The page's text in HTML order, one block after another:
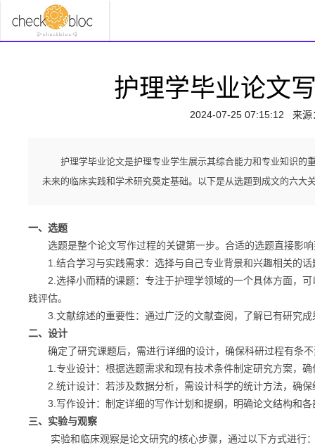
护理学毕业论文
2024-07-25 07:15:12 来源
护理学毕业论文是护理专业学生展示其综合能力和专业知识的
未来的临床实践和学术研究奠定基础。以下是从选题到成文的六大
一、选题
选题是整个论文写作过程的关键第一步。合适的选题直接影响
1.结合学习与实践需求：选择与自己专业背景和兴趣相关的话
2.选择小而精的课题：专注于护理学领域的一个具体方面，可
践评估。
3.文献综述的重要性：通过广泛的文献查阅，了解已有研究成
二、设计
确定了研究课题后，需进行详细的设计，确保科研过程有条不
1.专业设计：根据选题需求和现有技术条件制定研究方案，确
2.统计设计：若涉及数据分析，需设计科学的统计方法，确保
3.写作设计：制定详细的写作计划和提纲，明确论文结构和各
三、实验与观察
实验和临床观察是论文研究的核心步骤，通过以下方式进行